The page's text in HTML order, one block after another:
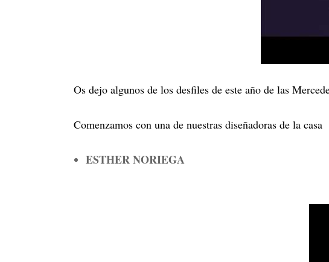
Os dejo algunos de los desfiles de este año de las
Comenzamos con una de nuestras diseñadoras de la casa
ESTHER NORIEGA